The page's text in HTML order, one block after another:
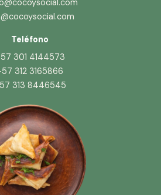
Teléfono
301 4144573
312 3165866
313 8446545